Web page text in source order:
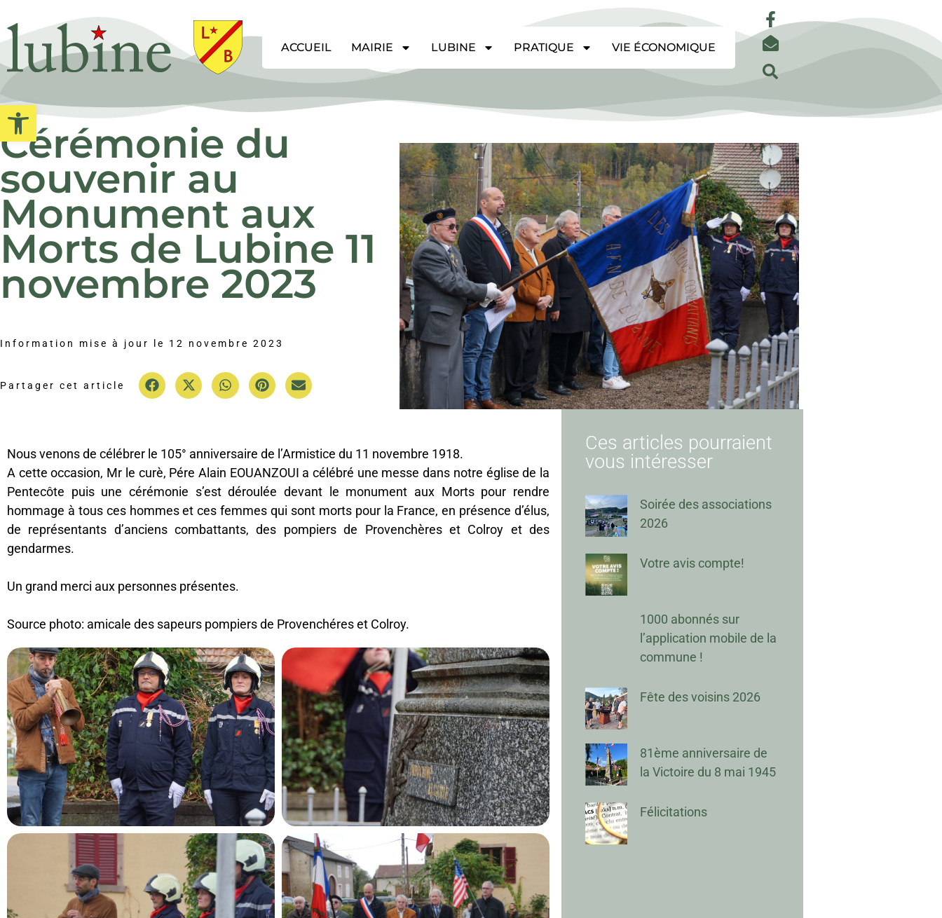
Ouvrir la barre d’outils
ACCUEIL MAIRIE LUBINE PRATIQUE VIE ÉCONOMIQUE
Cérémonie du
souvenir au
Monument aux
Morts de Lubine 11
novembre 2023
Information mise à jour le 12 novembre 2023
Partager cet article
Nous venons de célébrer le 105° anniversaire de l’Armistice du 11 novembre 1918.
A cette occasion, Mr le curè, Pére Alain EOUANZOUI a célébré une messe dans notre église de la
Pentecôte puis une cérémonie s’est déroulée devant le monument aux Morts pour rendre
hommage à tous ces hommes et ces femmes qui sont morts pour la France, en présence d’élus,
de représentants d’anciens combattants, des pompiers de Provenchères et Colroy et des
gendarmes.
Un grand merci aux personnes présentes.
Source photo: amicale des sapeurs pompiers de Provenchéres et Colroy.
Ces articles pourraient
vous intéresser
Soirée des associations
2026
Votre avis compte!
1000 abonnés sur
l’application mobile de la
commune !
Fête des voisins 2026
81ème anniversaire de
la Victoire du 8 mai 1945
Félicitations